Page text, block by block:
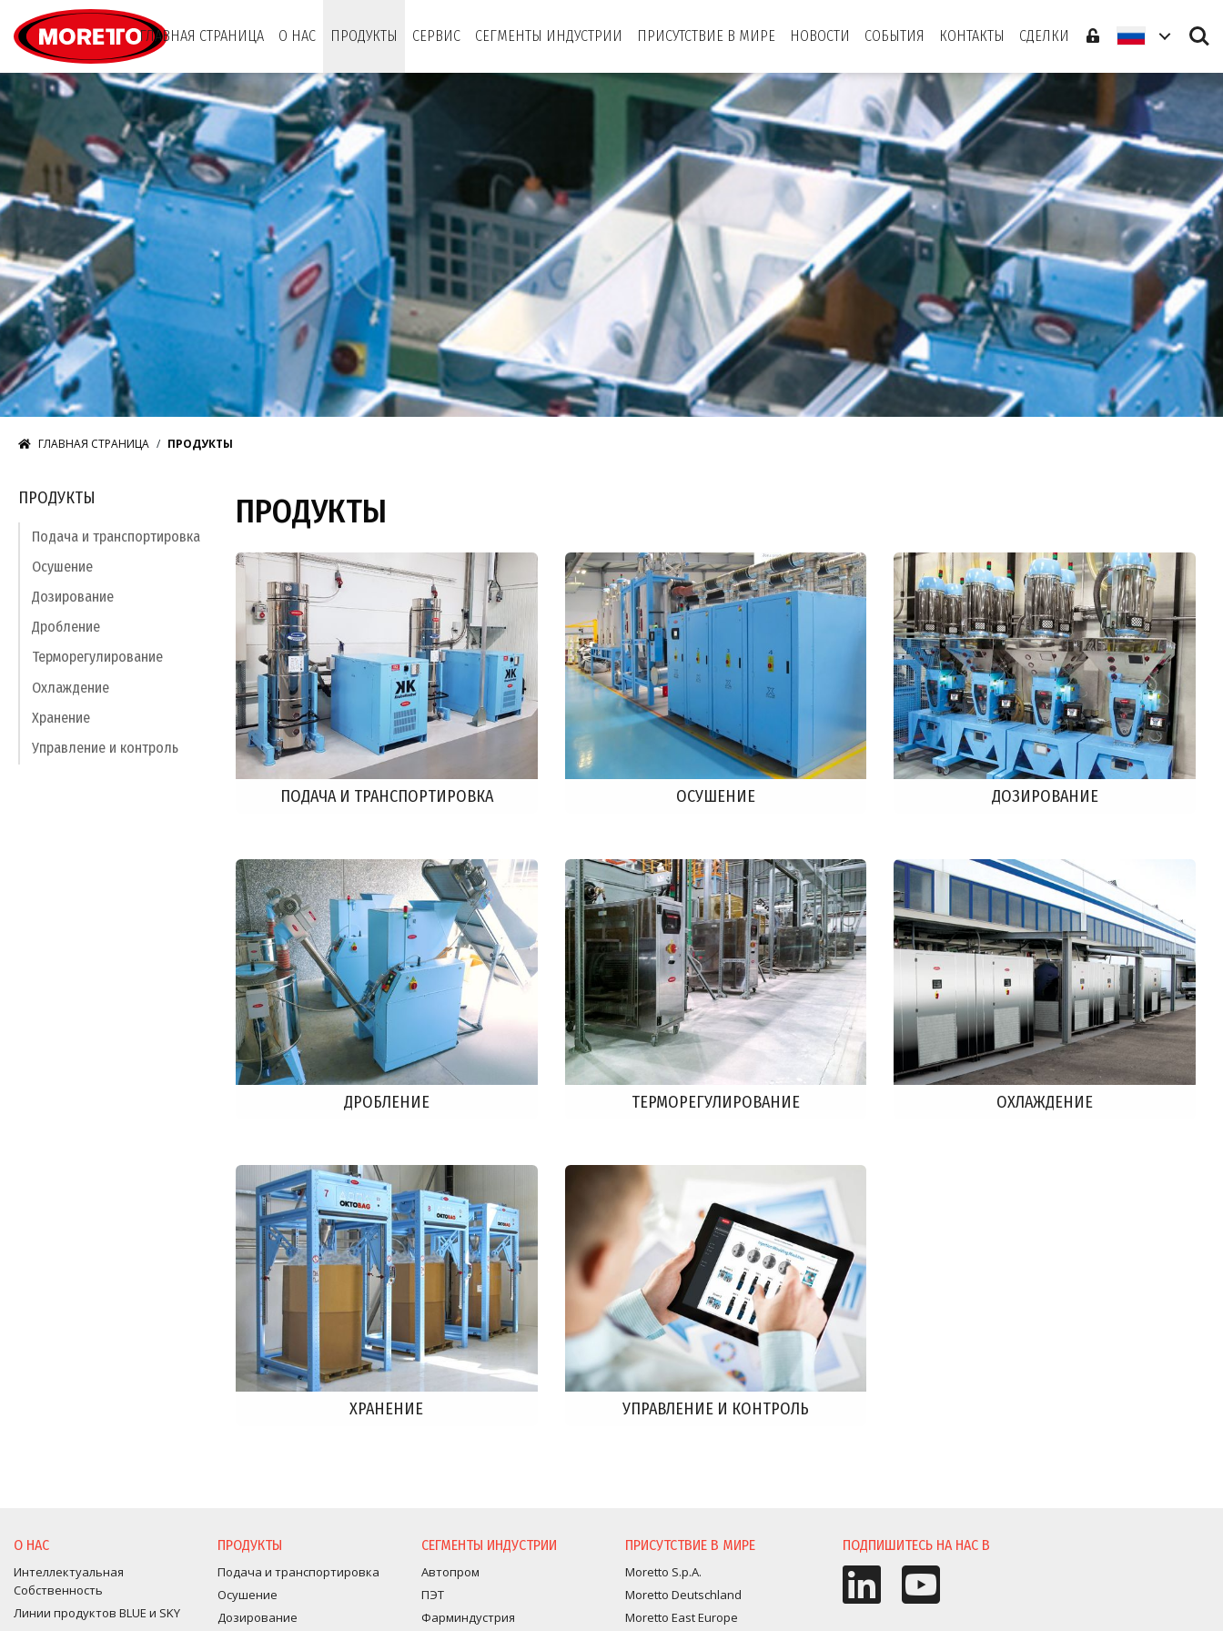
ГЛАВНАЯ СТРАНИЦА
О НАС ПРОДУКТЫ СЕРВИС СЕГМЕНТЫ ИНДУСТРИИ ПРИСУТСТВИЕ В МИРЕ НОВОСТИ СОБЫТИЯ КОНТАКТЫ СДЕЛКИ Search
ГЛАВНАЯ СТРАНИЦА ПРОДУКТЫ
ПРОДУКТЫ
ПОДАЧА И ТРАНСПОРТИРОВКА ОСУШЕНИЕ ДОЗИРОВАНИЕ
ДРОБЛЕНИЕ ТЕРМОРЕГУЛИРОВАНИЕ ОXЛАЖДЕНИЕ
ХРАНЕНИЕ УПРАВЛЕНИЕ И КОНТРОЛЬ
ПРОДУКТЫ
Подача и транспортировка
Осушение
Дозирование
Дробление
Терморегулирование
Оxлаждение
Хранение
Управление и контроль
О НАС
Интеллектуальная
Собственность
Линии продуктов BLUE и SKY
ПРОДУКТЫ
Подача и транспортировка
Осушение
Дозирование
СЕГМЕНТЫ ИНДУСТРИИ
Автопром
ПЭТ
Фарминдустрия
ПРИСУТСТВИЕ В МИРЕ
Moretto S.p.A.
Moretto Deutschland
Moretto East Europe
ПОДПИШИТЕСЬ НА НАС В